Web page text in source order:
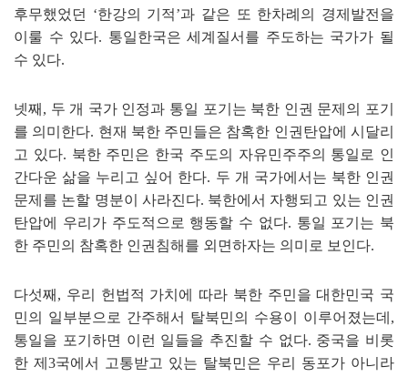
후무했었던
‘한강의 기적’과 같은 또 한차례의 경제발전을
이룰 수 있다. 통일한국은 세계질서를 주도하는 국가가 될
수 있다.
넷째 , 두 개 국가 인정과 통일 포기는 북한 인권 문제의 포기
를 의미한다. 현재 북한 주민들은 참혹한 인권탄압에 시달리
고 있다. 북한 주민은 한국 주도의 자유민주주의 통일로 인
간다운 삶을 누리고 싶어 한다. 두 개 국가에서는 북한 인권
문제를 논할 명분이 사라진다. 북한에서 자행되고 있는 인권
탄압에 우리가 주도적으로 행동할 수 없다. 통일 포기는 북
한 주민의 참혹한 인권침해를 외면하자는 의미로 보인다.
다섯째 , 우리 헌법적 가치에 따라 북한 주민을 대한민국 국
민의 일부분으로 간주해서 탈북민의 수용이 이루어졌는데 ,
통일을 포기하면 이런 일들을 추진할 수 없다. 중국을 비롯
한 제 3국에서 고통받고 있는 탈북민은 우리 동포가 아니라